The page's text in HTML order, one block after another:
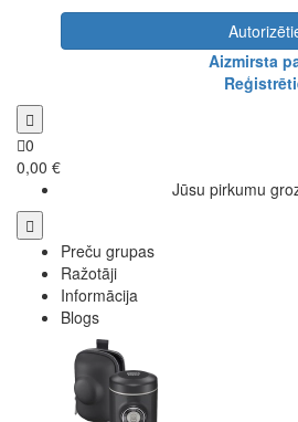
Aizmirsta
0
0,00 €
Jūsu pirkumu
Preču grupas
Ražotāji
Informācija
Blogs